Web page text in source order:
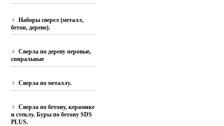
Наборы сверел (металл,
бетон, дерево).
Сверла по дереву перовые,
спиральные
Сверла по металлу.
Сверла по бетону, керамике
и стеклу. Буры по бетону SDS
PLUS.